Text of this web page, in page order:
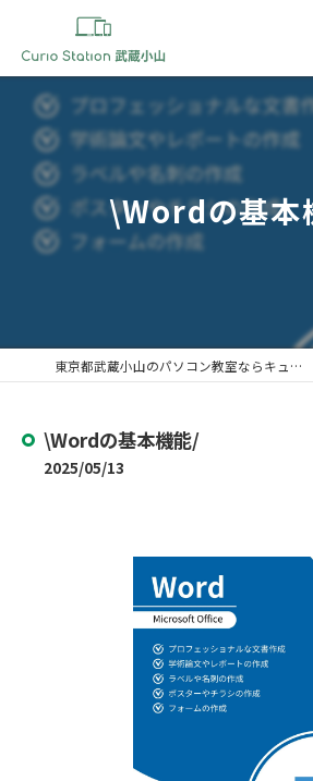
\Wordの基本
東京都武蔵小山のパソコン教室ならキュリオステーション 武蔵小山店
\Wordの基本機能/
2025/05/13